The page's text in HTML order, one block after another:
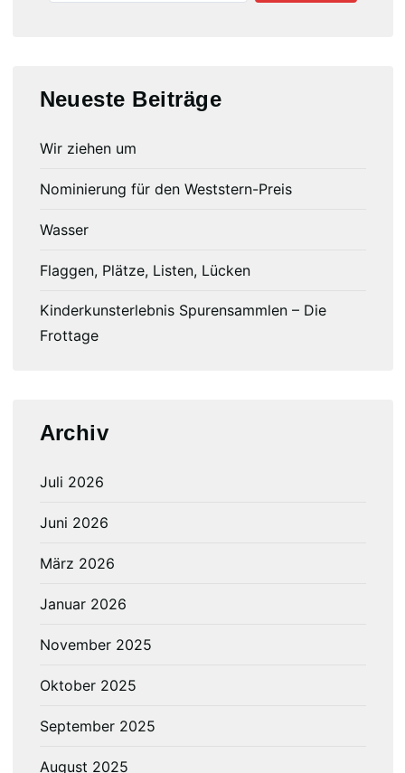
Neueste Beiträge
Wir ziehen um
Nominierung für den Weststern-Preis
Wasser
Flaggen, Plätze, Listen, Lücken
Kinderkunsterlebnis Spurensammlen – Die
Frottage
Archiv
Juli 2026
Juni 2026
März 2026
Januar 2026
November 2025
Oktober 2025
September 2025
August 2025